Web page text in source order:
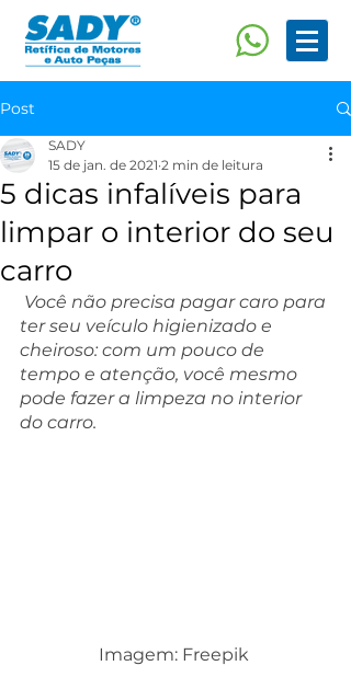
Post
5 dicas infalíveis para
limpar o interior do seu
carro
SADY
15 de jan. de 2021 2 min de leitura
Você não precisa pagar caro para
ter seu veículo higienizado e
cheiroso: com um pouco de
tempo e atenção, você mesmo
pode fazer a limpeza no interior
do carro.
Imagem: Freepik